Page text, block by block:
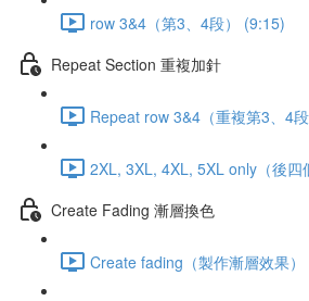
row 3&4（第3、4段） (9:15)
Repeat Section 重複加針
Repeat row 3&4（重複第3、4
2XL, 3XL, 4XL, 5XL only（後
Create Fading 漸層換色
Create fading（製作漸層效果